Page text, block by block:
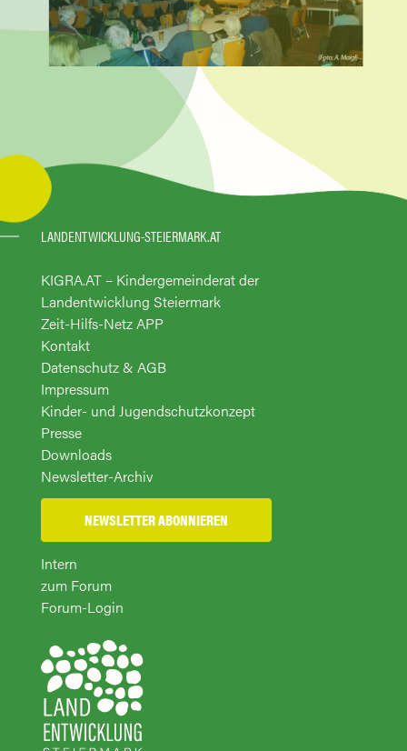
LANDENTWICKLUNG-STEIERMARK.AT
KIGRA.AT – Kindergemeinderat der
Landentwicklung Steiermark
Zeit-Hilfs-Netz APP
Kontakt
Datenschutz & AGB
Impressum
Kinder- und Jugendschutzkonzept
Presse
Downloads
Newsletter-Archiv
NEWSLETTER ABONNIEREN
Intern
zum Forum
Forum-Login